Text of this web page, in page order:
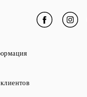
Link Opens in New
Facebook
Link